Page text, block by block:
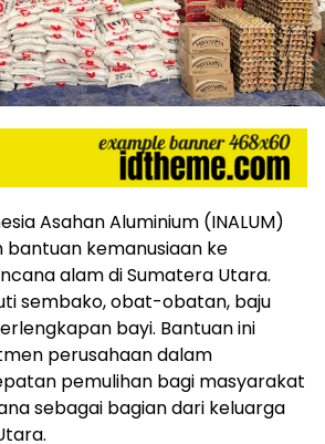
Asahan Aluminium (INALUM)
bantuan kemanusiaan ke
alam di Sumatera Utara.
sembako, obat-obatan, baju
bayi. Bantuan ini
perusahaan dalam
pemulihan bagi masyarakat
sebagai bagian dari keluarga